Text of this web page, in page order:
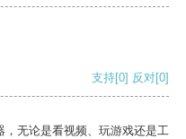
支持[0] 反对[0]
无论是看视频、玩游戏还是工